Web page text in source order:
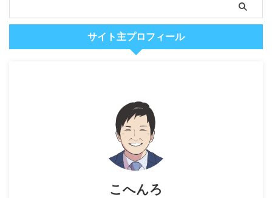
サイト主プロフィール
こへんろ